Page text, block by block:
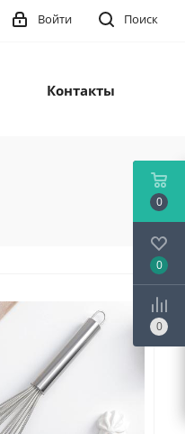
Поиск
Войти
Контакты
0
0
0